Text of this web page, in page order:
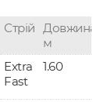
Стрій
Довжина,
м
Extra
Fast
1.60